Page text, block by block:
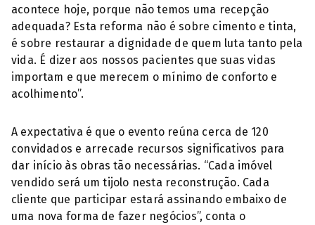
acontece hoje, porque não temos uma recepção
adequada? Esta reforma não é sobre cimento e tinta,
é sobre restaurar a dignidade de quem luta tanto pela
vida. É dizer aos nossos pacientes que suas vidas
importam e que merecem o mínimo de conforto e
acolhimento”.
A expectativa é que o evento reúna cerca de 120
convidados e arrecade recursos significativos para
dar início às obras tão necessárias. “Cada imóvel
vendido será um tijolo nesta reconstrução. Cada
cliente que participar estará assinando embaixo de
uma nova forma de fazer negócios”, conta o